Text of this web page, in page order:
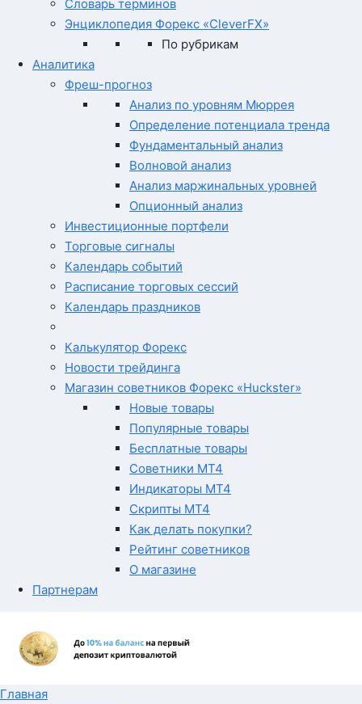
Словарь терминов
Энциклопедия Форекс «CleverFX»
По рубрикам
Аналитика
Фреш-прогноз
Анализ по уровням Мюррея
Определение потенциала тренда
Фундаментальный анализ
Волновой анализ
Анализ маржинальных уровней
Опционный анализ
Инвестиционные портфели
Торговые сигналы
Календарь событий
Расписание торговых сессий
Календарь праздников
Калькулятор Форекс
Новости трейдинга
Магазин советников Форекс «Huckster»
Новые товары
Популярные товары
Бесплатные товары
Советники MT4
Индикаторы MT4
Скрипты MT4
Как делать покупки?
Рейтинг советников
О магазине
Партнерам
Главная